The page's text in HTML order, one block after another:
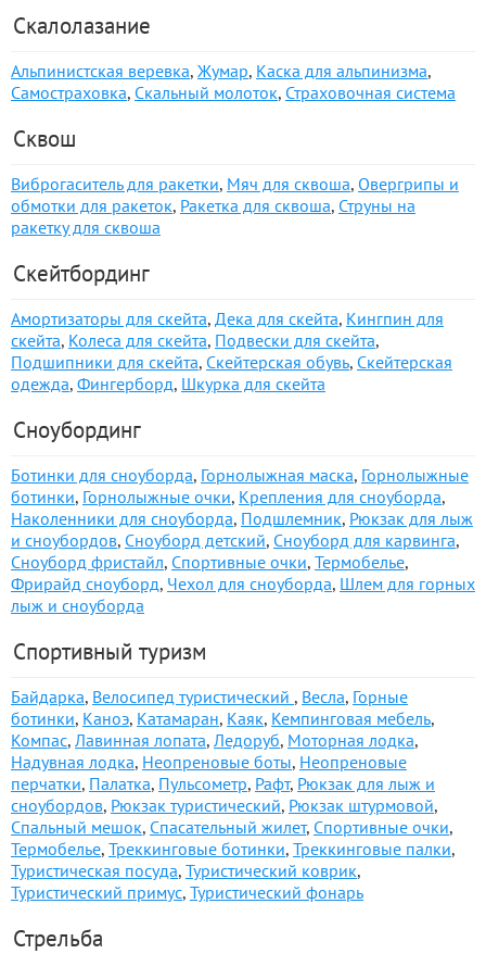
Скалолазание
Альпинистская веревка, Жумар, Каска для альпинизма,
Самостраховка, Скальный молоток, Страховочная система
Сквош
Виброгаситель для ракетки, Мяч для сквоша, Овергрипы и
обмотки для ракеток, Ракетка для сквоша, Струны на
ракетку для сквоша
Скейтбординг
Амортизаторы для скейта, Дека для скейта, Кингпин для
скейта, Колеса для скейта, Подвески для скейта,
Подшипники для скейта, Скейтерская обувь, Скейтерская
одежда, Фингерборд, Шкурка для скейта
Сноубординг
Ботинки для сноуборда, Горнолыжная маска, Горнолыжные
ботинки, Горнолыжные очки, Крепления для сноуборда,
Наколенники для сноуборда, Подшлемник, Рюкзак для лыж
и сноубордов, Сноуборд детский, Сноуборд для карвинга,
Сноуборд фристайл, Спортивные очки, Термобелье,
Фрирайд сноуборд, Чехол для сноуборда, Шлем для горных
лыж и сноуборда
Спортивный туризм
Байдарка, Велосипед туристический , Весла, Горные
ботинки, Каноэ, Катамаран, Каяк, Кемпинговая мебель,
Компас, Лавинная лопата, Ледоруб, Моторная лодка,
Надувная лодка, Неопреновые боты, Неопреновые
перчатки, Палатка, Пульсометр, Рафт, Рюкзак для лыж и
сноубордов, Рюкзак туристический, Рюкзак штурмовой,
Спальный мешок, Спасательный жилет, Спортивные очки,
Термобелье, Треккинговые ботинки, Треккинговые палки,
Туристическая посуда, Туристический коврик,
Туристический примус, Туристический фонарь
Стрельба